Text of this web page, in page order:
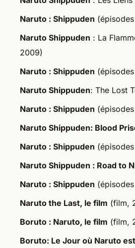
Naruto : Shippuden (épisodes
Naruto Shippuden : La
2009)
Naruto : Shippuden
Naruto Shippuden: The Lost
Naruto : Shippuden
Naruto Shippuden: Blood
Naruto : Shippuden
Naruto Shippuden : Road to
Naruto : Shippuden
Naruto the Last, le film (film,
Boruto : Naruto, le film (film,
Boruto: Le Jour où Naruto